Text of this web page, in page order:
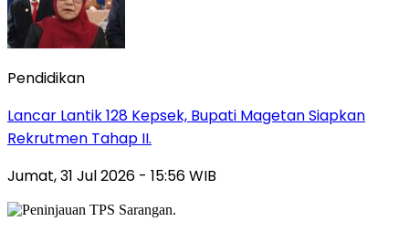
Pendidikan
Lancar Lantik 128 Kepsek, Bupati Magetan Siapkan
Rekrutmen Tahap II.
Jumat, 31 Jul 2026 - 15:56 WIB